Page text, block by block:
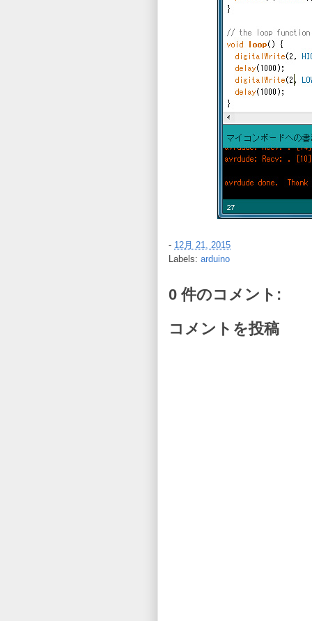
- 12月 21, 2015
Labels: arduino
0 件のコメント:
コメントを投稿